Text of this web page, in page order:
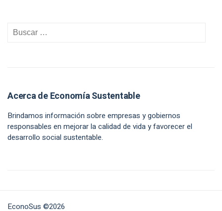
Acerca de Economía Sustentable
Brindamos información sobre empresas y gobiernos
responsables en mejorar la calidad de vida y favorecer el
desarrollo social sustentable.
EconoSus ©2026